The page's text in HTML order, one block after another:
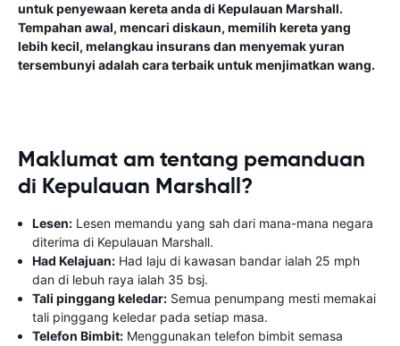
untuk penyewaan kereta anda di Kepulauan Marshall.
Tempahan awal, mencari diskaun, memilih kereta yang
lebih kecil, melangkau insurans dan menyemak yuran
tersembunyi adalah cara terbaik untuk menjimatkan wang.
Maklumat am tentang pemanduan
di Kepulauan Marshall?
Lesen: Lesen memandu yang sah dari mana-mana negara
diterima di Kepulauan Marshall.
Had Kelajuan: Had laju di kawasan bandar ialah 25 mph
dan di lebuh raya ialah 35 bsj.
Tali pinggang keledar: Semua penumpang mesti memakai
tali pinggang keledar pada setiap masa.
Telefon Bimbit: Menggunakan telefon bimbit semasa